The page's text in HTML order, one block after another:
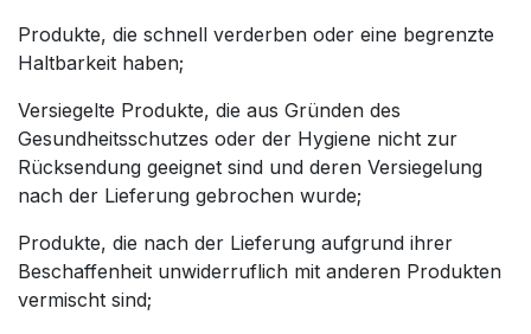
Produkte, die schnell verderben oder eine begrenzte
Haltbarkeit haben;
Versiegelte Produkte, die aus Gründen des
Gesundheitsschutzes oder der Hygiene nicht zur
Rücksendung geeignet sind und deren Versiegelung
nach der Lieferung gebrochen wurde;
Produkte, die nach der Lieferung aufgrund ihrer
Beschaffenheit unwiderruflich mit anderen Produkten
vermischt sind;